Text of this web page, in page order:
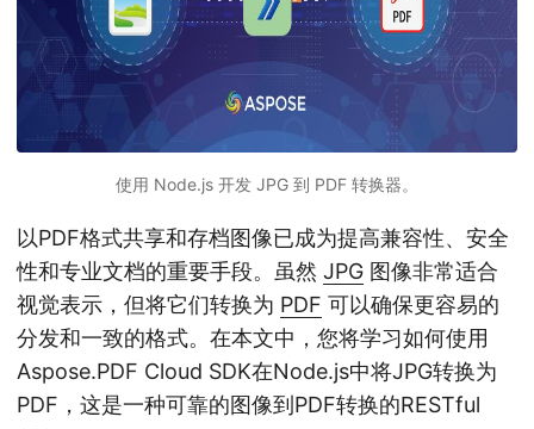
使用 Node.js 开发 JPG 到 PDF 转换器。
以PDF格式共享和存档图像已成为提高兼容性、安全
性和专业文档的重要手段。虽然 JPG 图像非常适合
视觉表示，但将它们转换为 PDF 可以确保更容易的
分发和一致的格式。在本文中，您将学习如何使用
Aspose.PDF Cloud SDK在Node.js中将JPG转换为
PDF，这是一种可靠的图像到PDF转换的RESTful